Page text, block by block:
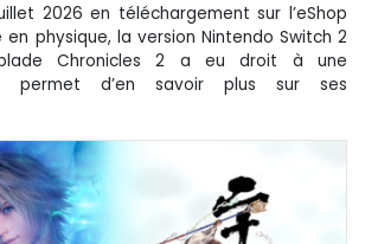
2026 en téléchargement sur l’eShop
physique, la version Nintendo Switch 2
Chronicles 2 a eu droit à une
permet d’en savoir plus sur ses